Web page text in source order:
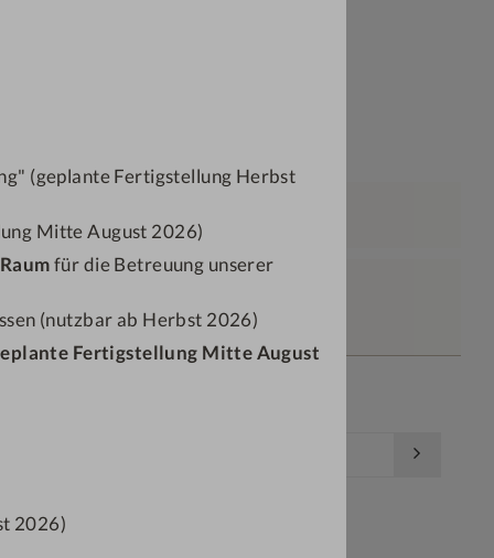
(geplante Fertigstellung Herbst
Mitte August 2026)
für die Betreuung unserer
(nutzbar ab Herbst 2026)
Fertigstellung Mitte August
2026)
überraschen?